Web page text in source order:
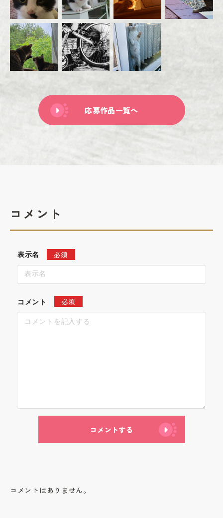
応募作品一覧へ
コメント
表示名 必須
コメント 必須
コメントする
コメントはありません。